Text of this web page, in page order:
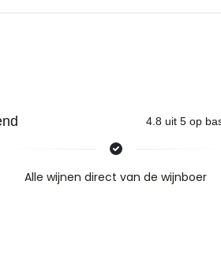
Nieuws & inspiratie in Vineé Vineuse
Alle wijnen direct van de wijnboer